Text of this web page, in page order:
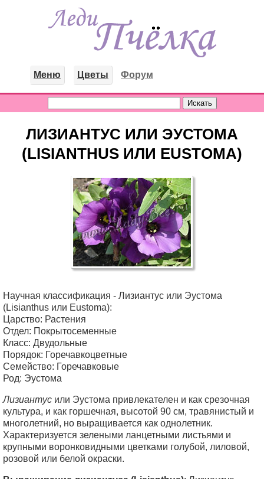
Меню Цветы Форум
ЛИЗИАНТУС ИЛИ ЭУСТОМА
(LISIANTHUS ИЛИ EUSTOMA)
Научная классификация - Лизиантус или Эустома
(Lisianthus или Eustoma):
Царство: Растения
Отдел: Покрытосеменные
Класс: Двудольные
Порядок: Горечавкоцветные
Семейство: Горечавковые
Род: Эустома
Лизиантус или Эустома привлекателен и как срезочная
культура, и как горшечная, высотой 90 см, травянистый и
многолетний, но выращивается как однолетник.
Характеризуется зелеными ланцетными листьями и
крупными воронковидными цветками голубой, лиловой,
розовой или белой окраски.